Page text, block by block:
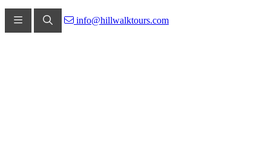
info@hillwalktours.com